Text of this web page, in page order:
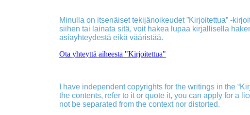
Minulla on itsenäiset tekijänoikeudet ”Kirjoitettua” -
siihen tai lainata sitä, voit hakea lupaa kirjallisella
asiayhteydestä eikä vääristää.
Ota yhteyttä aiheesta "Kirjoitettua"
I have independent copyrights for the writings in the
the contents, refer to it or quote it, you can apply for a
not be separated from the context nor distorted.